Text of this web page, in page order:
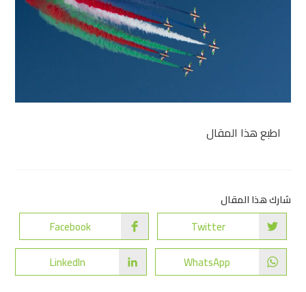
اطبع هذا المقال
شارك هذا المقال
Twitter
Facebook
WhatsApp
LinkedIn